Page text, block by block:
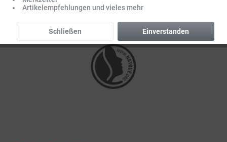
Artikelempfehlungen und vieles mehr
Einverstanden
Schließen